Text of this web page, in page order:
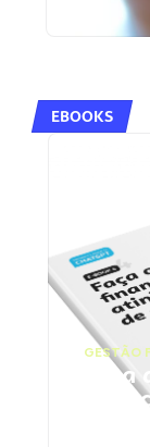
EBOOKS
GESTÃO